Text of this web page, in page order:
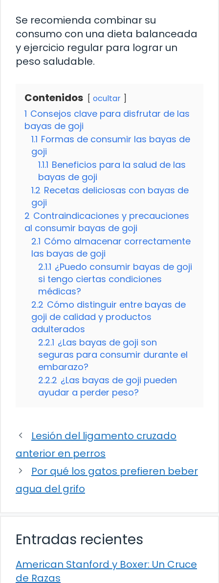
Se recomienda combinar su
consumo con una dieta balanceada
y ejercicio regular para lograr un
peso saludable.
Contenidos ocultar
1 Consejos clave para disfrutar de las
bayas de goji
1.1 Formas de consumir las bayas de
goji
1.1.1 Beneficios para la salud de las
bayas de goji
1.2 Recetas deliciosas con bayas de
goji
2 Contraindicaciones y precauciones
al consumir bayas de goji
2.1 Cómo almacenar correctamente
las bayas de goji
2.1.1 ¿Puedo consumir bayas de goji
si tengo ciertas condiciones
médicas?
2.2 Cómo distinguir entre bayas de
goji de calidad y productos
adulterados
2.2.1 ¿Las bayas de goji son
seguras para consumir durante el
embarazo?
2.2.2 ¿Las bayas de goji pueden
ayudar a perder peso?
Lesión del ligamento cruzado
anterior en perros
Por qué los gatos prefieren beber
agua del grifo
Entradas recientes
American Stanford y Boxer: Un Cruce
de Razas